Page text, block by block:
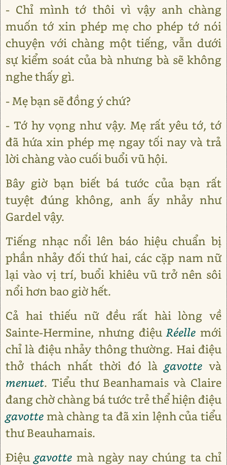
- Chỉ mình tớ thôi vì vậy anh chàng
muốn tớ xin phép mẹ cho phép tớ nói
chuyện với chàng một tiếng, vẫn dưới
sự kiểm soát của bà nhưng bà sẽ không
nghe thấy gì.
- Mẹ bạn sẽ đồng ý chứ?
- Tớ hy vọng như vậy. Mẹ rất yêu tớ, tớ
đã hứa xin phép mẹ ngay tối nay và trả
lời chàng vào cuối buổi vũ hội.
Bây giờ bạn biết bá tước của bạn rất
tuyệt đúng không, anh ấy nhảy như
Gardel vậy.
Tiếng nhạc nổi lên báo hiệu chuẩn bị
phần nhảy đối thứ hai, các cặp nam nữ
lại vào vị trí, buổi khiêu vũ trở nên sôi
nổi hơn bao giờ hết.
Cả hai thiếu nữ đều rất hài lòng về
Sainte-Hermine, nhưng điệuRéelle mới
chỉ là điệu nhảy thông thường. Hai điệu
thở thách nhất thời đó làgavotte và
menuet. Tiểu thư Beanhamais và Claire
đang chờ chàng bá tước trẻ thể hiện điệu
gavotte mà chàng ta đã xin lệnh của tiểu
thư Beauhamais.
Điệugavotte mà ngày nay chúng ta chỉ